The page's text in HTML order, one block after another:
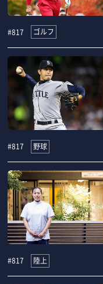
#817 ゴルフ
#817 野球
#817 陸上